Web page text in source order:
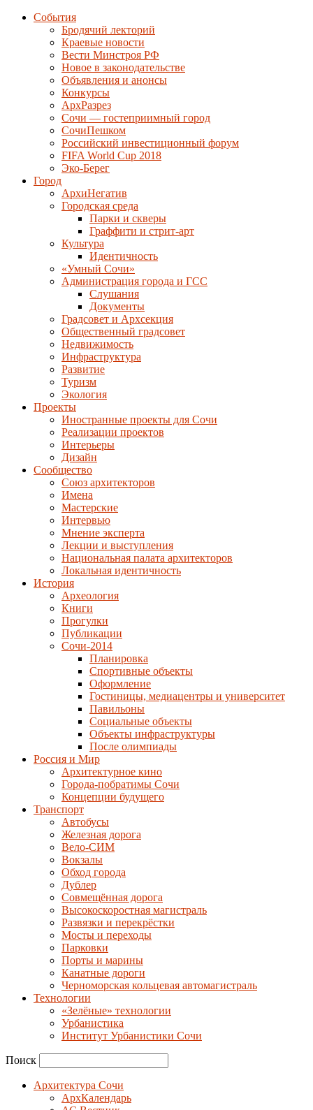
События
Бродячий лекторий
Краевые новости
Вести Минстроя РФ
Новое в законодательстве
Объявления и анонсы
Конкурсы
АрхРазрез
Сочи — гостеприимный город
СочиПешком
Российский инвестиционный форум
FIFA World Cup 2018
Эко-Берег
Город
АрхиНегатив
Городская среда
Парки и скверы
Граффити и стрит-арт
Культура
Идентичность
«Умный Сочи»
Администрация города и ГСС
Слушания
Документы
Градсовет и Архсекция
Общественный градсовет
Недвижимость
Инфраструктура
Развитие
Туризм
Экология
Проекты
Иностранные проекты для Сочи
Реализации проектов
Интерьеры
Дизайн
Сообщество
Союз архитекторов
Имена
Мастерские
Интервью
Мнение эксперта
Лекции и выступления
Национальная палата архитекторов
Локальная идентичность
История
Археология
Книги
Прогулки
Публикации
Сочи-2014
Планировка
Спортивные объекты
Оформление
Гостиницы, медиацентры и университет
Павильоны
Социальные объекты
Объекты инфраструктуры
После олимпиады
Россия и Мир
Архитектурное кино
Города-побратимы Сочи
Концепции будущего
Транспорт
Автобусы
Железная дорога
Вело-СИМ
Вокзалы
Обход города
Дублер
Совмещённая дорога
Высокоскоростная магистраль
Развязки и перекрёстки
Мосты и переходы
Парковки
Порты и марины
Канатные дороги
Черноморская кольцевая автомагистраль
Технологии
«Зелёные» технологии
Урбанистика
Институт Урбанистики Сочи
Поиск
Архитектура Сочи
АрхКалендарь